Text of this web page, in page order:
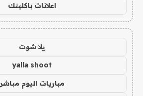
اعلانات باكلينك
يلا شوت
yalla shoot
مباريات اليوم مباشر